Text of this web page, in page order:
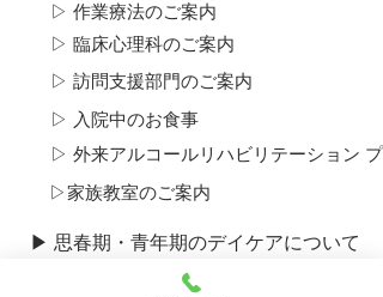
▷ 作業療法のご案内
▷ 臨床心理科のご案内
▷ 訪問支援部門のご案内
▷ 入院中のお食事
▷ 外来アルコール​リハビリテーション プ
▷​家族教室のご案内
▷​思春期ユニットについて
▶ 思春期・青年期のデイケアについて